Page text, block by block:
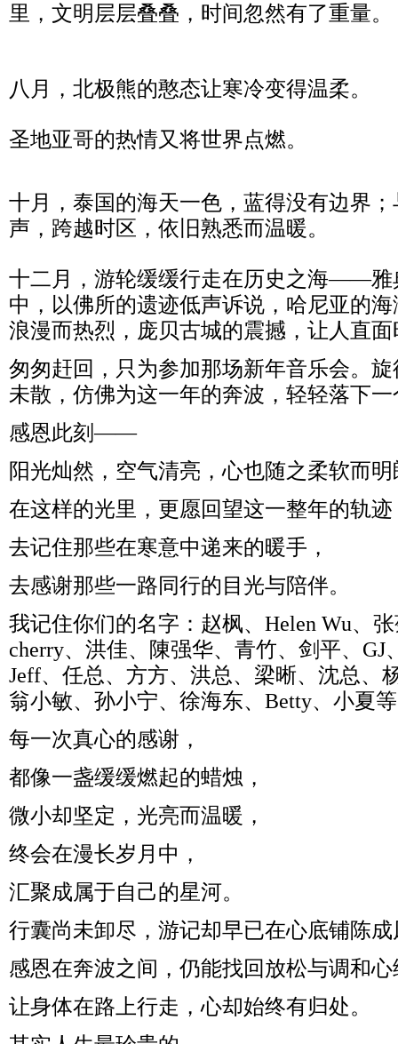
里，文明层层叠叠，时间忽然有了重量。
八月，北极熊的憨态让寒冷变得温柔。
圣地亚哥的热情又将世界点燃。
十月，泰国的海天一色，蓝得没有边界
声，跨越时区，依旧熟悉而温暖。
十二月，游轮缓缓行走在历史之海——雅
中，以佛所的遗迹低声诉说，哈尼亚的
浪漫而热烈，庞贝古城的震撼，让人直
匆匆赶回，只为参加那场新年音乐会。
未散，仿佛为这一年的奔波，轻轻落下
感恩此刻——
阳光灿然，空气清亮，心也随之柔软而明
在这样的光里，更愿回望这一整年的轨迹
去记住那些在寒意中递来的暖手，
去感谢那些一路同行的目光与陪伴。
我记住你们的名字：赵枫、Helen Wu、
cherry、洪佳、陳强华、青竹、剑平、GJ
Jeff、任总、方方、洪总、梁晰、沈总、
翁小敏、孙小宁、徐海东、Betty、小夏等
每一次真心的感谢，
都像一盏缓缓燃起的蜡烛，
微小却坚定，光亮而温暖，
终会在漫长岁月中，
汇聚成属于自己的星河。
行囊尚未卸尽，游记却早已在心底铺陈成
感恩在奔波之间，仍能找回放松与调和
让身体在路上行走，心却始终有归处。